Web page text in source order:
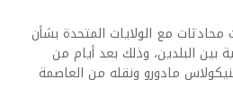
محادثات مع الولايات المتحدة بشأن
بين البلدين، وذلك بعد أيام من
مادورو ونقله من العاصمة